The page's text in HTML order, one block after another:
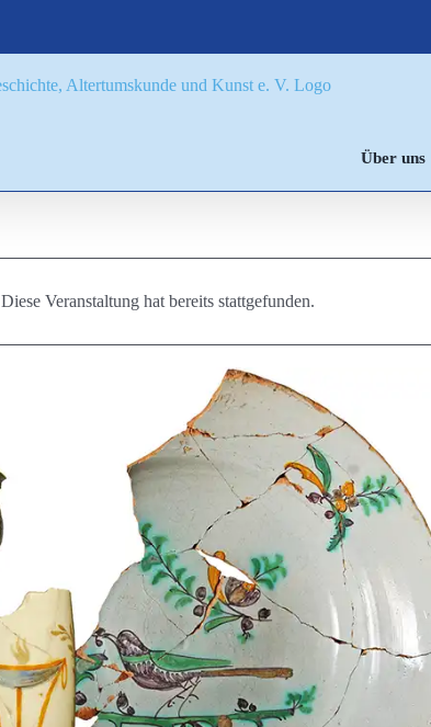
Über uns
Diese Veranstaltung hat bereits stattgefunden.